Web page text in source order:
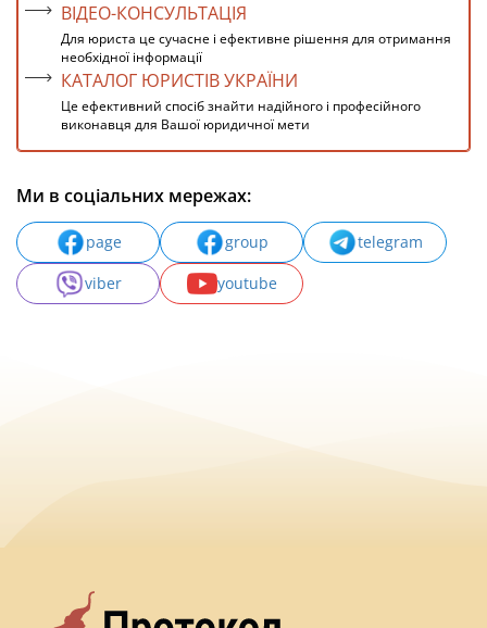
ВІДЕО-КОНСУЛЬТАЦІЯ
Для юриста це сучасне і ефективне рішення для отримання
необхідної інформації
КАТАЛОГ ЮРИСТІВ УКРАЇНИ
Це ефективний спосіб знайти надійного і професійного
виконавця для Вашої юридичної мети
Ми в соціальних мережах:
page group
telegram
viber
youtube